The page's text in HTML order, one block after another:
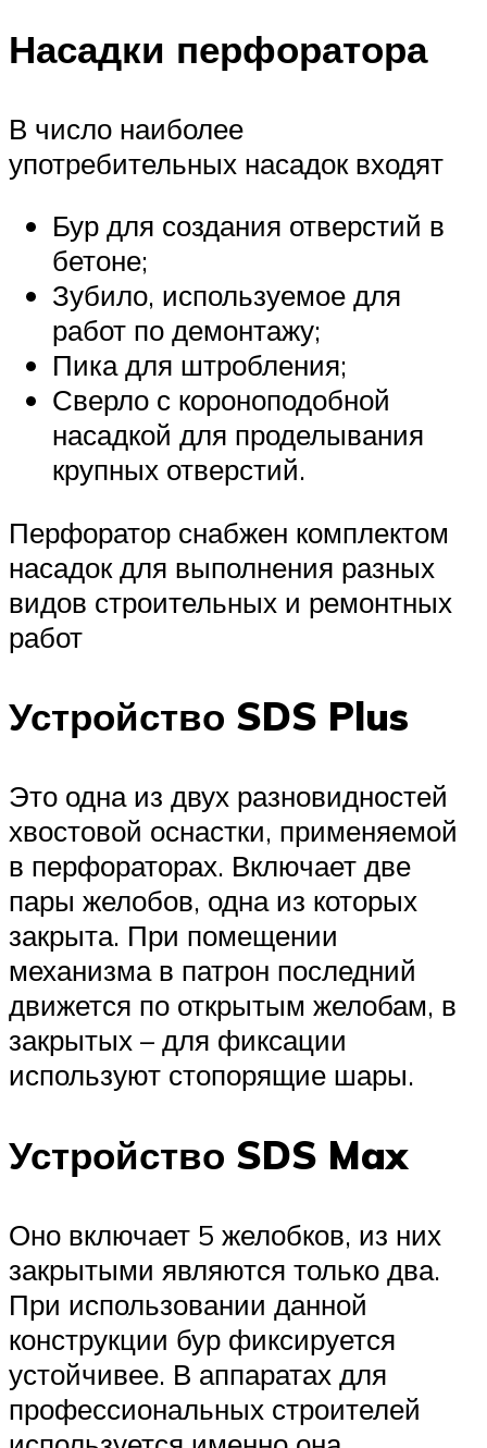
Насадки перфоратора
В число наиболее
употребительных насадок входят
Бур для создания отверстий в
бетоне;
Зубило, используемое для
работ по демонтажу;
Пика для штробления;
Сверло с короноподобной
насадкой для проделывания
крупных отверстий.
Перфоратор снабжен комплектом
насадок для выполнения разных
видов строительных и ремонтных
работ
Устройство SDS Plus
Это одна из двух разновидностей
хвостовой оснастки, применяемой
в перфораторах. Включает две
пары желобов, одна из которых
закрыта. При помещении
механизма в патрон последний
движется по открытым желобам, в
закрытых – для фиксации
используют стопорящие шары.
Устройство SDS Max
Оно включает 5 желобков, из них
закрытыми являются только два.
При использовании данной
конструкции бур фиксируется
устойчивее. В аппаратах для
профессиональных строителей